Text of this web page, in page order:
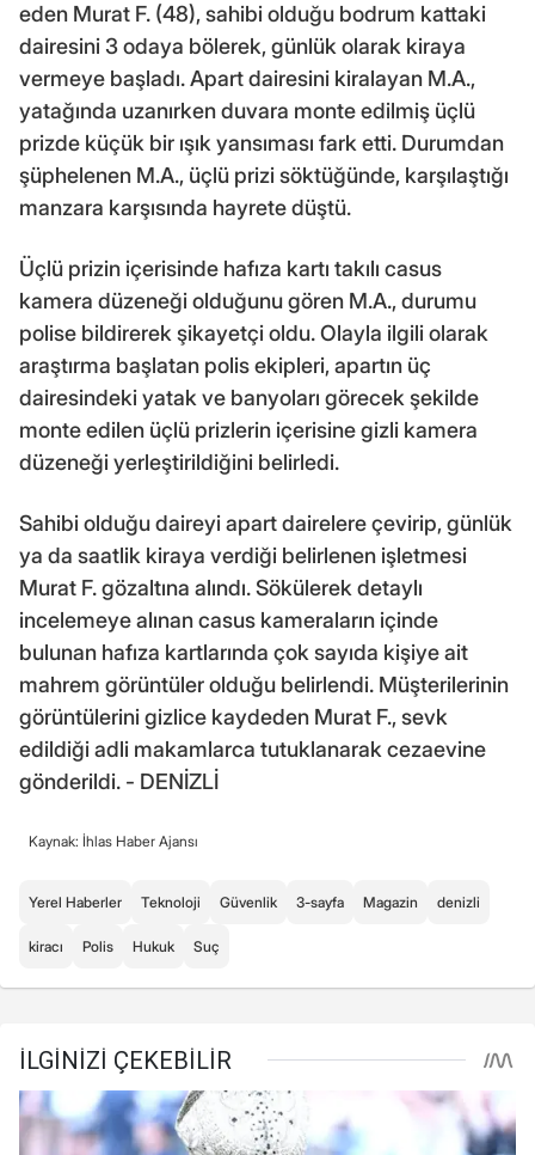
eden Murat F. (48), sahibi olduğu bodrum kattaki
dairesini 3 odaya bölerek, günlük olarak kiraya
vermeye başladı. Apart dairesini kiralayan M.A.,
yatağında uzanırken duvara monte edilmiş üçlü
prizde küçük bir ışık yansıması fark etti. Durumdan
şüphelenen M.A., üçlü prizi söktüğünde, karşılaştığı
manzara karşısında hayrete düştü.
Üçlü prizin içerisinde hafıza kartı takılı casus
kamera düzeneği olduğunu gören M.A., durumu
polise bildirerek şikayetçi oldu. Olayla ilgili olarak
araştırma başlatan polis ekipleri, apartın üç
dairesindeki yatak ve banyoları görecek şekilde
monte edilen üçlü prizlerin içerisine gizli kamera
düzeneği yerleştirildiğini belirledi.
Sahibi olduğu daireyi apart dairelere çevirip, günlük
ya da saatlik kiraya verdiği belirlenen işletmesi
Murat F. gözaltına alındı. Sökülerek detaylı
incelemeye alınan casus kameraların içinde
bulunan hafıza kartlarında çok sayıda kişiye ait
mahrem görüntüler olduğu belirlendi. Müşterilerinin
görüntülerini gizlice kaydeden Murat F., sevk
edildiği adli makamlarca tutuklanarak cezaevine
gönderildi. - DENİZLİ
Kaynak: İhlas Haber Ajansı
Yerel Haberler Teknoloji Güvenlik 3-sayfa Magazin denizli
kiracı Polis Hukuk Suç